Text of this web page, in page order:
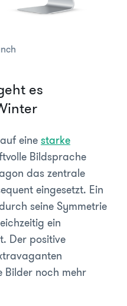
es
einestarke
Bildsprache
das zentrale
eingesetzt. Ein
seine Symmetrie
ein
Der positive
Bilder noch mehr